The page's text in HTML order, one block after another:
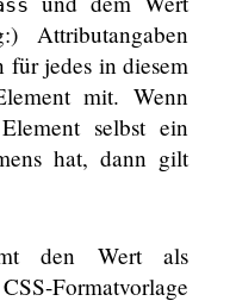
Attributangaben
für jedes in diesem
mit. Wenn
selbst ein
hat, dann gilt
den Wert als
Formatvorlage